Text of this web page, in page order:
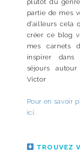
plutôt du
partie de mes
d’ailleurs cela
créer ce blog
mes carnets
inspirer dans
séjours
Victor
Pour en savoir
ici.
TROUVEZ